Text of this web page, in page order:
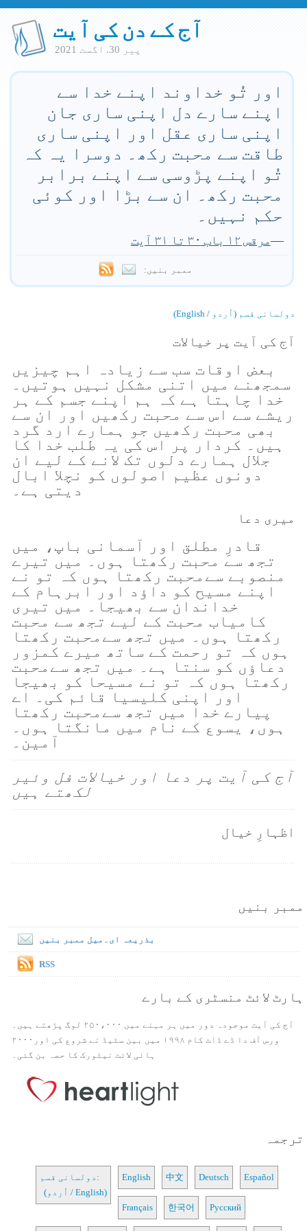
آج کے دن کی آیت
پير 30. اگست 2021
اور تُو خداوند اپنے خدا سے
اپنے سارے دل اپنی ساری جان
اپنی ساری عقل اور اپنی ساری
طاقت سے محبت رکھ۔ دوسرا یہ کہ
تُو اپنے پڑوسی سے اپنے برابر
محبت رکھ۔ ان سے بڑا اور کوئی
حکم نہیں۔
—مرقس ۱۲ باب ۳۰ تا ۳۱ آیت
ممبر بنیں:
دولسانی قسم (اُردو / English)
آج کی آیت پر خیالات
بعض اوقات سب سے زیادہ اہم چیزیں
سمجھنے میں اتنی مشکل نہیں ہوتیں۔
خدا چاہتا ہے کہ ہم اپنے جسم کے ہر
ریشے سے اس سے محبت رکھیں اور ان سے
بھی محبت رکھیں جو ہمارے ارد گرد
ہیں۔ کردار پر اس کی یہ طلب خدا کا
جلال ہمارے دلوں تک لانے کے لیے ان
دونوں عظیم اصولوں کو نچلا ابال
دیتی ہے۔
میری دعا
قادرِ مطلق اور آسمانی باپ، میں
تجھ سے محبت رکھتا ہوں۔ میں تیرے
منصوبے سےمحبت رکھتا ہوں کہ تو نے
اپنے مسیح کو داؤد اور ابرہام کے
خداندان سے بھیجا۔ میں تیری
کامیاب محبت کے لیے تجھ سے محبت
رکھتا ہوں۔ میں تجھ سےمحبت رکھتا
ہوں کہ تو رحمت کے ساتھ میرے کمزور
دعاؤں کو سنتا ہے۔ میں تجھ سےمحبت
رکھتا ہوں کہ تو نے مسیحا کو بھیجا
اور اپنی کلیسیا قائم کی۔ اے
پیارے خدا میں تجھ سےمحبت رکھتا
ہوں، یسوع کے نام میں مانگتا ہوں۔
آمین۔
آج کی آیت پر دعا اور خیالات فل وئیر
لکھتے ہیں
اظہارِ خیال
ممبر بنیں
بذریعہ ای۔میل ممبر بنیں
RSS
ہارٹ لائٹ منسٹری کے بارے
آج کی آیت موجودہ دور میں ہر مہنے میں ۲۵۰،۰۰۰ لوگ پڑھتے ہیں۔
ورس آف دا ڈے ڈاٹ کام ۱۹۹۸ میں بین سٹیڈ نے شروع کی اور۲۰۰۰
ہائی لائٹ نیٹورک کا حصہ بن گئی۔
ترجمہ
دولسانی قسم:
(اُردو / English)
English 中文 Deutsch Español
Français 한국어 Русский